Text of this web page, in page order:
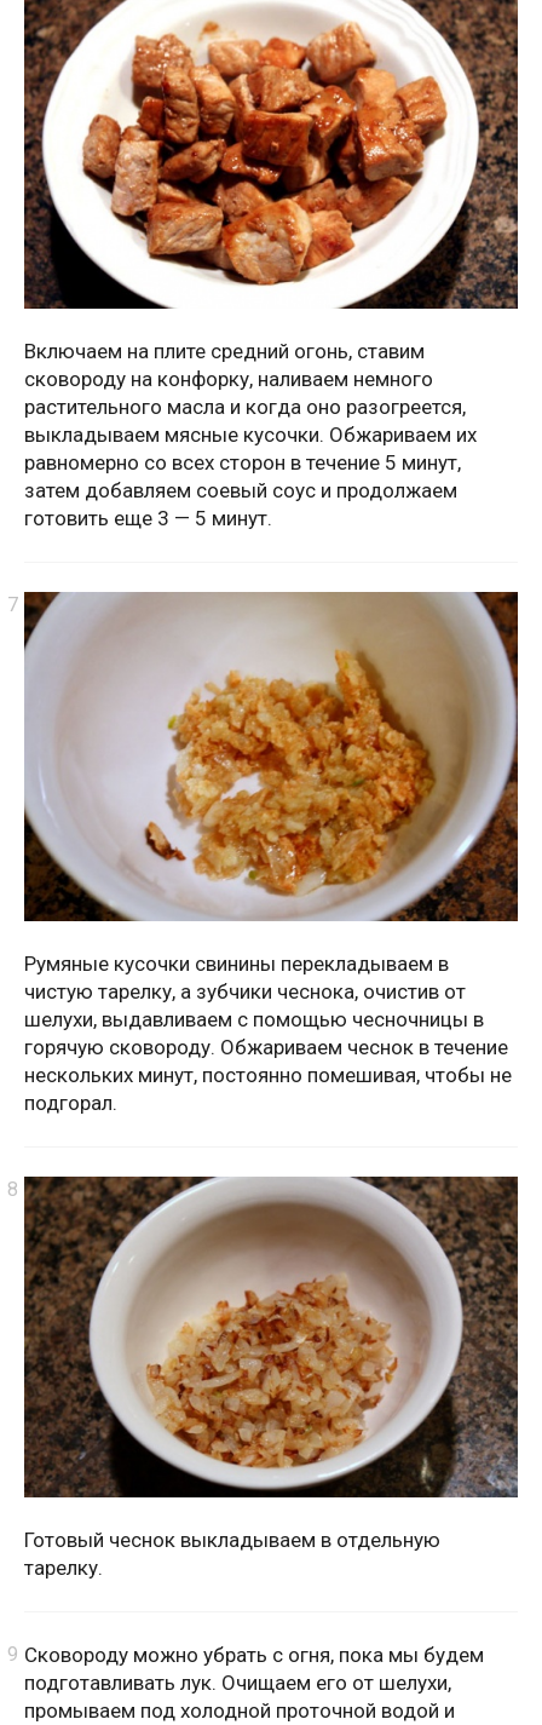
Включаем на плите средний огонь, ставим
сковороду на конфорку, наливаем немного
растительного масла и когда оно разогреется,
выкладываем мясные кусочки. Обжариваем их
равномерно со всех сторон в течение 5 минут,
затем добавляем соевый соус и продолжаем
готовить еще 3 — 5 минут.
Румяные кусочки свинины перекладываем в
чистую тарелку, а зубчики чеснока, очистив от
шелухи, выдавливаем с помощью чесночницы в
горячую сковороду. Обжариваем чеснок в течение
нескольких минут, постоянно помешивая, чтобы не
подгорал.
Готовый чеснок выкладываем в отдельную
тарелку.
Сковороду можно убрать с огня, пока мы будем
подготавливать лук. Очищаем его от шелухи,
промываем под холодной проточной водой и